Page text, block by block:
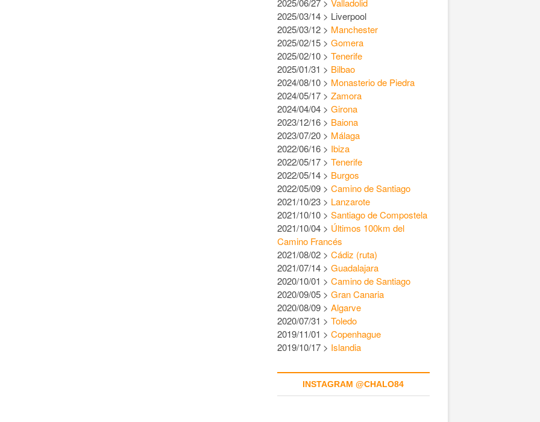
2025/06/27 > Valladolid
2025/03/14 > Liverpool
2025/03/12 > Manchester
2025/02/15 > Gomera
2025/02/10 > Tenerife
2025/01/31 > Bilbao
2024/08/10 > Monasterio de Piedra
2024/05/17 > Zamora
2024/04/04 > Girona
2023/12/16 > Baiona
2023/07/20 > Málaga
2022/06/16 > Ibiza
2022/05/17 > Tenerife
2022/05/14 > Burgos
2022/05/09 > Camino de Santiago
2021/10/23 > Lanzarote
2021/10/10 > Santiago de Compostela
2021/10/04 > Últimos 100km del
Camino Francés
2021/08/02 > Cádiz (ruta)
2021/07/14 > Guadalajara
2020/10/01 > Camino de Santiago
2020/09/05 > Gran Canaria
2020/08/09 > Algarve
2020/07/31 > Toledo
2019/11/01 > Copenhague
2019/10/17 > Islandia
INSTAGRAM @CHALO84